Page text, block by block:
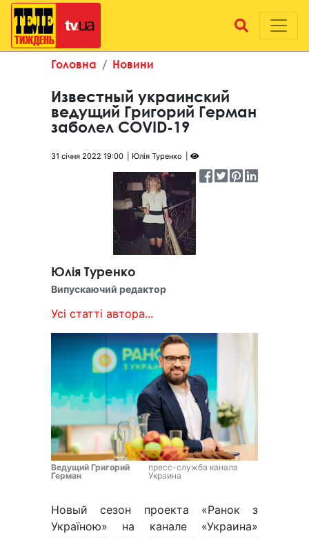
Головна Новини
Известный украинский
ведущий Григорий Герман
заболел COVID-19
31 січня 2022 19:00 Юлія Туренко
Юлія Туренко
Випускаючий редактор
Усі статті автора...
Ведущий Григорий
Герман
пресс-служба канала
Украина
Новый сезон проекта «Ранок з
Україною» на канале «Украина»